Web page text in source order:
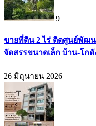
9
ขายที่ดิน 2 ไร่ ติดศูนย์พัฒ
จัดสรรขนาดเล็ก บ้าน-โกดั
26 มิถุนายน 2026